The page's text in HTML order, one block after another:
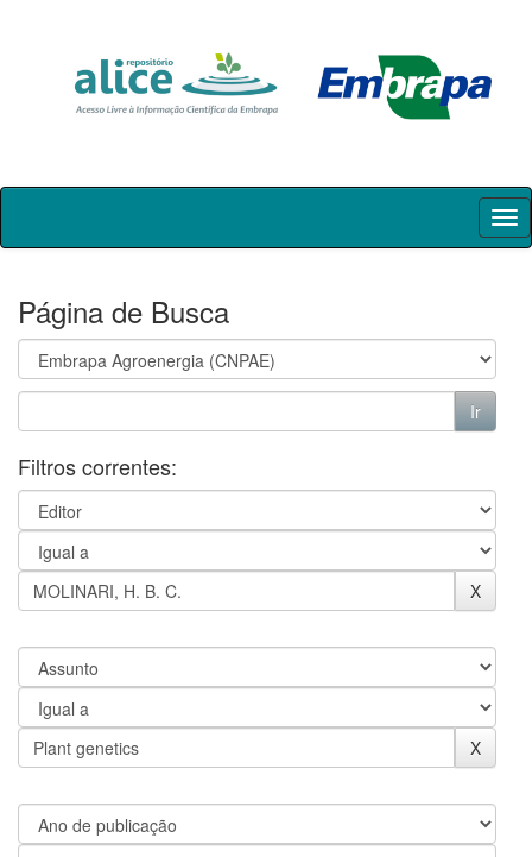
Skip
Página de Busca
Filtros correntes: